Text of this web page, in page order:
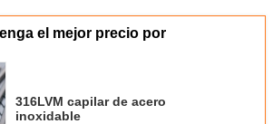
el mejor precio por
316LVM capilar de acero
inoxidable